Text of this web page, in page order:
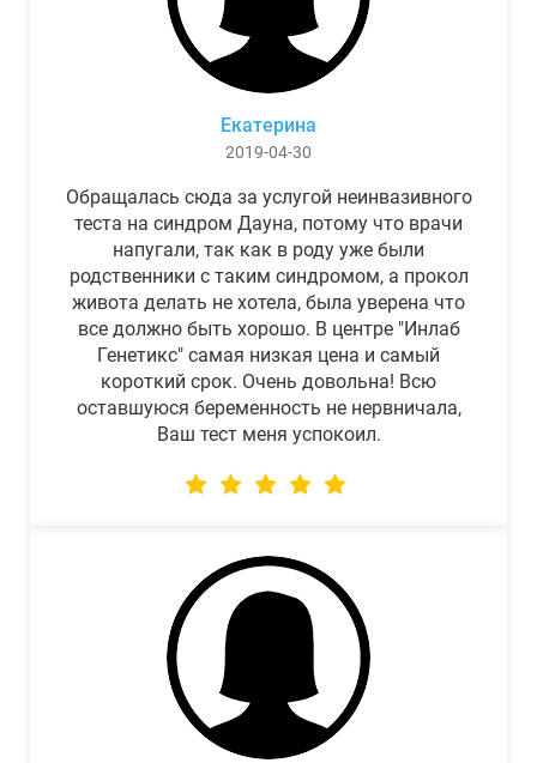
Екатерина
2019-04-30
Обращалась сюда за услугой неинвазивного
теста на синдром Дауна, потому что врачи
напугали, так как в роду уже были
родственники с таким синдромом, а прокол
живота делать не хотела, была уверена что
все должно быть хорошо. В центре "Инлаб
Генетикс" самая низкая цена и самый
короткий срок. Очень довольна! Всю
оставшуюся беременность не нервничала,
Ваш тест меня успокоил.